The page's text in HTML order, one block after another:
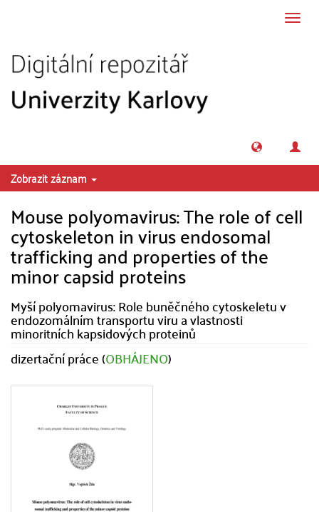
Zobrazit záznam
Mouse polyomavirus: The role of cell
cytoskeleton in virus endosomal
trafficking and properties of the
minor capsid proteins
Myší polyomavirus: Role buněčného cytoskeletu v
endozomálním transportu viru a vlastnosti
minoritních kapsidových proteinů
dizertační práce (OBHÁJENO)